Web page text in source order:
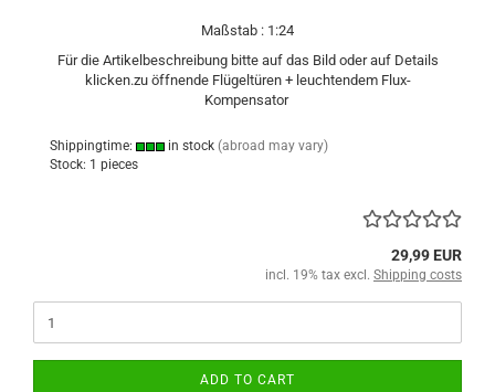
Maßstab : 1:24
Für die Artikelbeschreibung bitte auf das Bild oder auf Details
klicken.zu öffnende Flügeltüren + leuchtendem Flux-
Kompensator
Shippingtime: in stock (abroad may vary)
Stock: 1 pieces
29,99 EUR
incl. 19% tax excl. Shipping costs
ADD TO CART